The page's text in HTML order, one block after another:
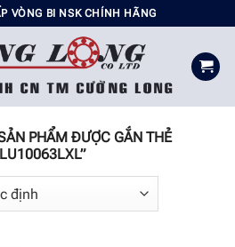
VÒNG BI NSK CHÍNH HÃNG
PHẨM ĐƯỢC GẮN THẺ